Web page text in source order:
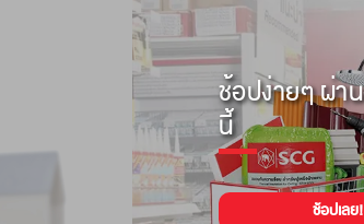
ช้อปง่ายๆ ผ่า
นี้
ช้อปเลย!